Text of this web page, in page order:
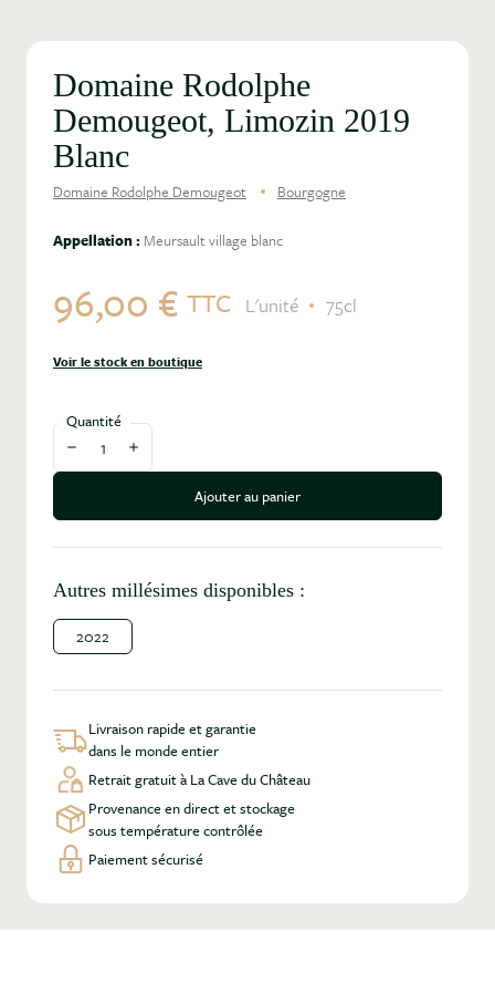
Domaine Rodolphe
Demougeot, Limozin 2019
Blanc
Domaine Rodolphe Demougeot Bourgogne
Appellation : Meursault village blanc
96,00 € TTC L'unité 75cl
Voir le stock en boutique
Quantité
Diminuer la quantité
Augmenter la quantité
Ajouter au panier
Autres millésimes disponibles :
2022
Livraison rapide et garantie
dans le monde entier
Retrait gratuit à La Cave du Château
Provenance en direct et stockage
sous température contrôlée
Paiement sécurisé